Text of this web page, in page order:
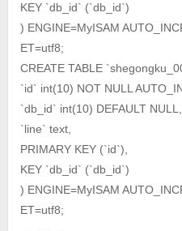
KEY `db_id` (`db_id`)
) ENGINE=MyISAM
ET=utf8;
CREATE TABLE
`id` int(10) NOT NULL
`db_id` int(10) DEFAULT NULL,
`line` text,
PRIMARY KEY (`id`),
KEY `db_id` (`db_id`)
) ENGINE=MyISAM
ET=utf8;